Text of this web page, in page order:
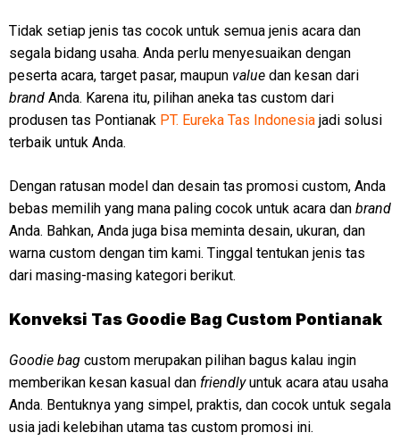
Tidak setiap jenis tas cocok untuk semua jenis acara dan
segala bidang usaha. Anda perlu menyesuaikan dengan
peserta acara, target pasar, maupun value dan kesan dari
brand Anda. Karena itu, pilihan aneka tas custom dari
produsen tas Pontianak PT. Eureka Tas Indonesia jadi solusi
terbaik untuk Anda.
Dengan ratusan model dan desain tas promosi custom, Anda
bebas memilih yang mana paling cocok untuk acara dan brand
Anda. Bahkan, Anda juga bisa meminta desain, ukuran, dan
warna custom dengan tim kami. Tinggal tentukan jenis tas
dari masing-masing kategori berikut.
Konveksi Tas Goodie Bag Custom Pontianak
Goodie bag custom merupakan pilihan bagus kalau ingin
memberikan kesan kasual dan friendlyuntuk acara atau usaha
Anda. Bentuknya yang simpel, praktis, dan cocok untuk segala
usia jadi kelebihan utama tas custom promosi ini.